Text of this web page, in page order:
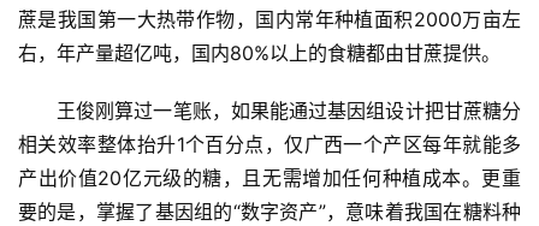
蔗是我国第一大热带作物，国内常年种植面积2000万亩左
右，年产量超亿吨，国内80%以上的食糖都由甘蔗提供。
王俊刚算过一笔账，如果能通过基因组设计把甘蔗糖分
相关效率整体抬升1个百分点，仅广西一个产区每年就能多
产出价值20亿元级的糖，且无需增加任何种植成本。更重
要的是，掌握了基因组的“数字资产”，意味着我国在糖料种